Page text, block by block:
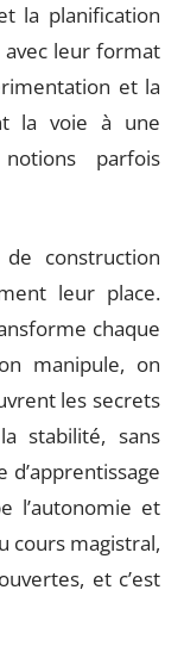
la planification
avec leur format
et la
la voie à une
parfois
construction
leur place.
chaque
manipule, on
les secrets
stabilité, sans
d’apprentissage
l’autonomie et
cours magistral,
et c’est